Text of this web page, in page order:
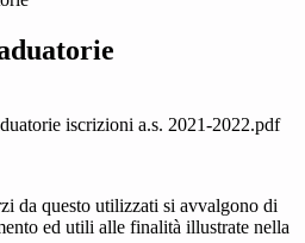
iscrizioni a.s. 2021-2022.pdf
da questo utilizzati si avvalgono di
ed utili alle finalità illustrate nella